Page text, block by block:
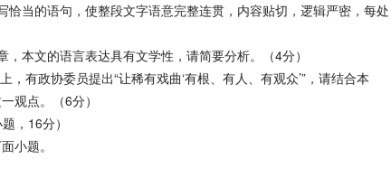
当的语句，使整段文字语意完整连贯，内容贴切，逻辑严密，每处
本文的语言表达具有文学性，请简要分析。（4分）
有政协委员提出“让稀有戏曲‘有根、有人、有观众’”，请结合本
观点。（6分）
，16分）
小题。